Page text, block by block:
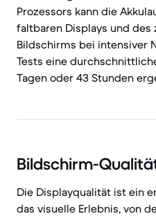
Prozessors kann die
faltbaren Displays und
Bildschirms bei intensiver
Tests eine
Tagen oder 43 Stunden
Bildschirm-
Die Displayqualität ist ein
das visuelle Erlebnis, von